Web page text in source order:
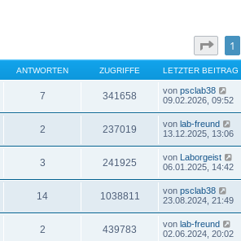
Seite1
ANTWORTEN ZUGRIFFE LETZTER BEITRAG
7 341658 von psclab38
09.02.2026, 09:52
2 237019 von lab-freund
13.12.2025, 13:06
3 241925 von Laborgeist
06.01.2025, 14:42
14 1038811 von psclab38
23.08.2024, 21:49
2 439783 von lab-freund
02.06.2024, 20:02